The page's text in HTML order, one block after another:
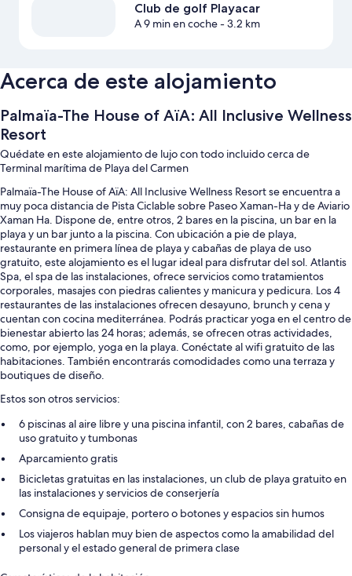
Club de golf Playacar
A 9 min en coche- 3.2 km
Acerca de este alojamiento
Palmaïa-The House of AïA: All Inclusive Wellness
Resort
Quédate en este alojamiento de lujo con todo incluido cerca de
Terminal marítima de Playa del Carmen
Palmaïa-The House of AïA: All Inclusive Wellness Resort se encuentra a
muy poca distancia de Pista Ciclable sobre Paseo Xaman-Ha y de Aviario
Xaman Ha. Dispone de, entre otros, 2 bares en la piscina, un bar en la
playa y un bar junto a la piscina. Con ubicación a pie de playa,
restaurante en primera línea de playa y cabañas de playa de uso
gratuito, este alojamiento es el lugar ideal para disfrutar del sol. Atlantis
Spa, el spa de las instalaciones, ofrece servicios como tratamientos
corporales, masajes con piedras calientes y manicura y pedicura. Los 4
restaurantes de las instalaciones ofrecen desayuno, brunch y cena y
cuentan con cocina mediterránea. Podrás practicar yoga en el centro de
bienestar abierto las 24 horas; además, se ofrecen otras actividades,
como, por ejemplo, yoga en la playa. Conéctate al wifi gratuito de las
habitaciones. También encontrarás comodidades como una terraza y
boutiques de diseño.
Estos son otros servicios:
6 piscinas al aire libre y una piscina infantil, con 2 bares, cabañas de
uso gratuito y tumbonas
Aparcamiento gratis
Bicicletas gratuitas en las instalaciones, un club de playa gratuito en
las instalaciones y servicios de conserjería
Consigna de equipaje, portero o botones y espacios sin humos
Los viajeros hablan muy bien de aspectos como la amabilidad del
personal y el estado general de primera clase